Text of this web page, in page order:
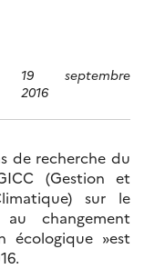
19 septembre
2016
de recherche du
(Gestion et
sur le
changement
écologique »est